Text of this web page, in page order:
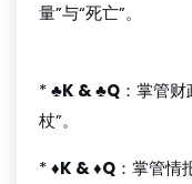
量”与“死亡”。
*♣K & ♣Q ：掌管
杖”。
*♦K & ♦Q ：掌管情